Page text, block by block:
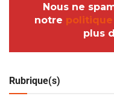
Nous ne
notre
plus
Rubrique(s)